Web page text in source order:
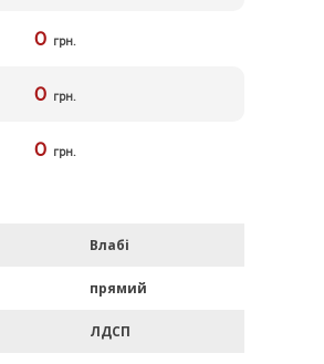
0 грн.
0 грн.
0 грн.
Влабі
прямий
ЛДСП